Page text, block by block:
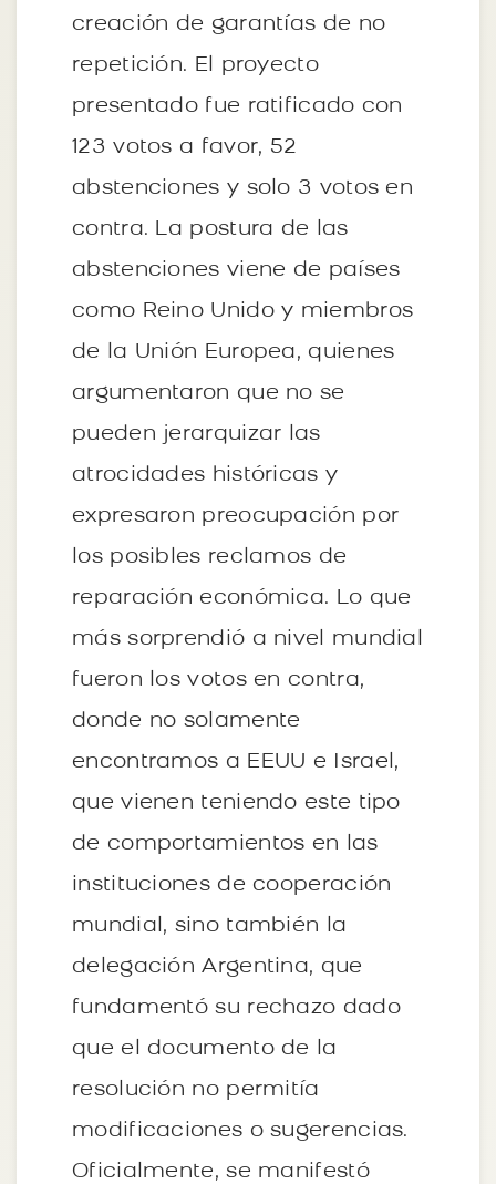
creación de garantías de no
repetición. El proyecto
presentado fue ratificado con
123 votos a favor, 52
abstenciones y solo 3 votos en
contra. La postura de las
abstenciones viene de países
como Reino Unido y miembros
de la Unión Europea, quienes
argumentaron que no se
pueden jerarquizar las
atrocidades históricas y
expresaron preocupación por
los posibles reclamos de
reparación económica. Lo que
más sorprendió a nivel mundial
fueron los votos en contra,
donde no solamente
encontramos a EEUU e Israel,
que vienen teniendo este tipo
de comportamientos en las
instituciones de cooperación
mundial, sino también la
delegación Argentina, que
fundamentó su rechazo dado
que el documento de la
resolución no permitía
modificaciones o sugerencias.
Oficialmente, se manifestó